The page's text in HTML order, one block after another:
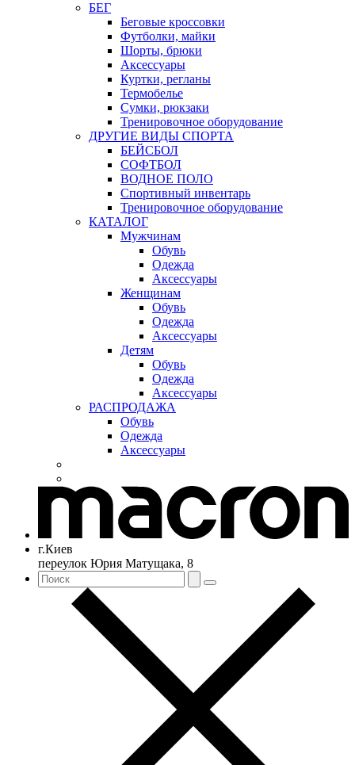
БЕГ
Беговые кроссовки
Футболки, майки
Шорты, брюки
Аксессуары
Куртки, регланы
Термобелье
Сумки, рюкзаки
Тренировочное оборудование
ДРУГИЕ ВИДЫ СПОРТА
БЕЙСБОЛ
СОФТБОЛ
ВОДНОЕ ПОЛО
Спортивный инвентарь
Тренировочное оборудование
КАТАЛОГ
Мужчинам
Обувь
Одежда
Аксессуары
Женщинам
Обувь
Одежда
Аксессуары
Детям
Обувь
Одежда
Аксессуары
РАСПРОДАЖА
Обувь
Одежда
Аксессуары
г.Киев
переулок Юрия Матущака, 8